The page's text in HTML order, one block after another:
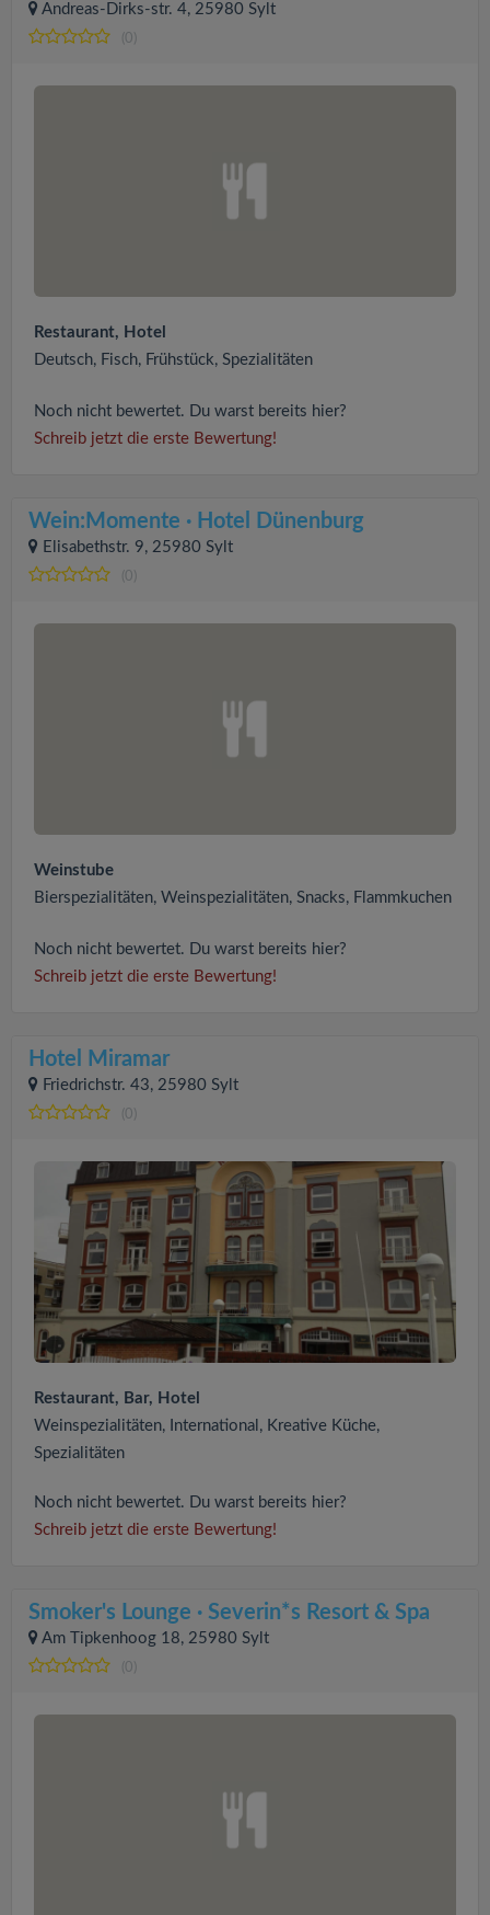
Andreas-Dirks-str. 4, 25980 Sylt
(0)
Restaurant, Hotel
Deutsch, Fisch, Frühstück, Spezialitäten
Noch nicht bewertet. Du warst bereits hier?
Schreib jetzt die erste Bewertung!
Wein:Momente · Hotel Dünenburg
Elisabethstr. 9, 25980 Sylt
(0)
Weinstube
Bierspezialitäten, Weinspezialitäten, Snacks, Flammkuchen
Noch nicht bewertet. Du warst bereits hier?
Schreib jetzt die erste Bewertung!
Hotel Miramar
Friedrichstr. 43, 25980 Sylt
(0)
Restaurant, Bar, Hotel
Weinspezialitäten, International, Kreative Küche,
Spezialitäten
Noch nicht bewertet. Du warst bereits hier?
Schreib jetzt die erste Bewertung!
Smoker's Lounge · Severin*s Resort & Spa
Am Tipkenhoog 18, 25980 Sylt
(0)